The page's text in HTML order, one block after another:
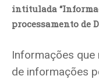
intitulada
processamento de
Informações
de informações